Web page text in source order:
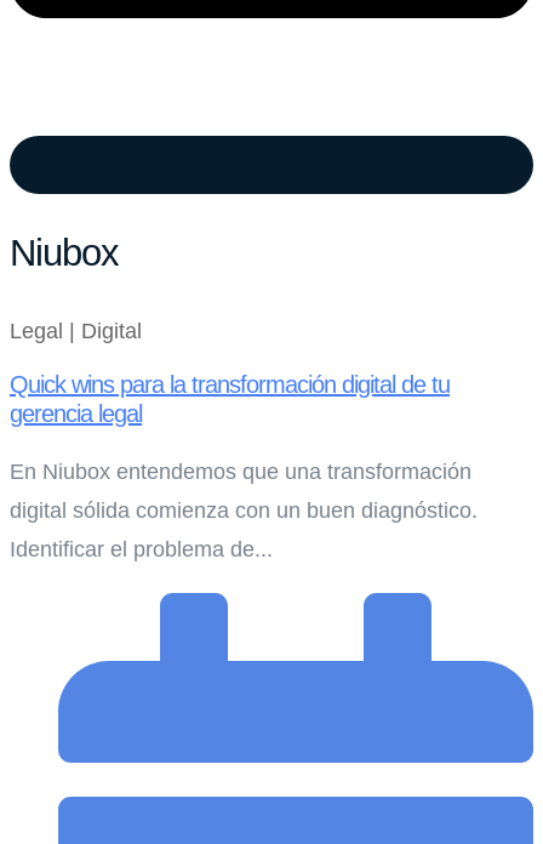
Niubox
Legal | Digital
Quick wins para la transformación digital de tu
gerencia legal
En Niubox entendemos que una transformación
digital sólida comienza con un buen diagnóstico.
Identificar el problema de...